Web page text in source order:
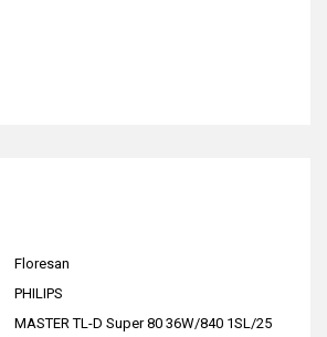
Floresan
PHILIPS
MASTER TL-D Super 80 36W/840 1SL/25